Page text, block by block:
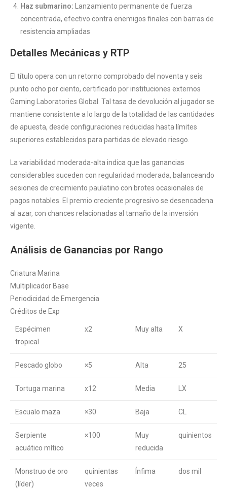
Haz submarino: Lanzamiento permanente de fuerza
concentrada, efectivo contra enemigos finales con barras de
resistencia ampliadas
Detalles Mecánicas y RTP
El título opera con un retorno comprobado del noventa y seis
punto ocho por ciento, certificado por instituciones externos
Gaming Laboratories Global. Tal tasa de devolución al jugador se
mantiene consistente a lo largo de la totalidad de las cantidades
de apuesta, desde configuraciones reducidas hasta límites
superiores establecidos para partidas de elevado riesgo.
La variabilidad moderada-alta indica que las ganancias
considerables suceden con regularidad moderada, balanceando
sesiones de crecimiento paulatino con brotes ocasionales de
pagos notables. El premio creciente progresivo se desencadena
al azar, con chances relacionadas al tamaño de la inversión
vigente.
Análisis de Ganancias por Rango
Criatura Marina
Multiplicador Base
Periodicidad de Emergencia
Créditos de Exp
Espécimen
tropical
x2 Muy alta X
Pescado globo ×5 Alta 25
Tortuga marina x12 Media LX
Escualo maza ×30 Baja CL
Serpiente
acuático mítico
×100
Muy
reducida
quinientos
Monstruo de oro
(líder)
quinientas
veces
Ínfima dos mil